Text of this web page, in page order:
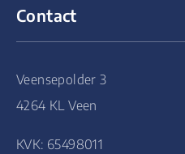
Contact
Veensepolder 3
4264 KL Veen
KVK: 65498011